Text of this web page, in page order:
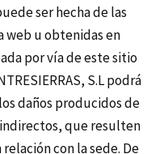
ser hecha de las
web u obtenidas en
por vía de este sitio
S.L podrá
daños producidos de
que resulten
con la sede. De